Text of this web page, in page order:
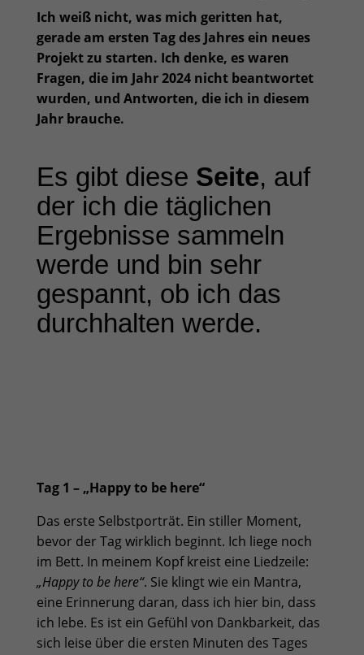
Ich weiß nicht, was mich geritten hat,
gerade am ersten Tag des Jahres ein neues
Projekt zu starten. Ich denke, es waren
Fragen, die im Jahr 2024 nicht beantwortet
wurden, und Antworten, die ich in diesem
Jahr brauche.
Es gibt diese Seite, auf
der ich die täglichen
Ergebnisse sammeln
werde und bin sehr
gespannt, ob ich das
durchhalten werde.
Tag 1 – „Happy to be here“
Das erste Selbstporträt. Ein stiller Moment,
bevor der Tag wirklich beginnt. Ich liege noch
im Bett. In meinem Kopf kreist eine Liedzeile:
„Happy to be here“. Sie klingt wie ein Mantra,
eine Erinnerung daran, dass ich hier bin, dass
ich lebe. Es ist ein Gefühl von Dankbarkeit, das
sich leise über die ersten Minuten des Tages